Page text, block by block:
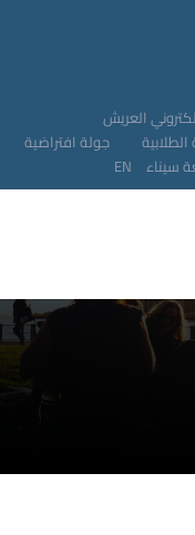
العريش
جولة افتراضية
سيناء EN